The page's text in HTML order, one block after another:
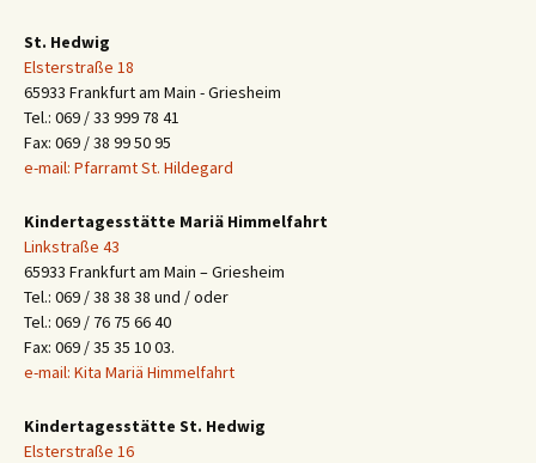
St. Hedwig
Elsterstraße 18
65933 Frankfurt am Main - Griesheim
Tel.: 069 / 33 999 78 41
Fax: 069 / 38 99 50 95
e-mail: Pfarramt St. Hildegard
Kindertagesstätte Mariä Himmelfahrt
Linkstraße 43
65933 Frankfurt am Main – Griesheim
Tel.: 069 / 38 38 38 und / oder
Tel.: 069 / 76 75 66 40
Fax: 069 / 35 35 10 03.
e-mail: Kita Mariä Himmelfahrt
Kindertagesstätte St. Hedwig
Elsterstraße 16